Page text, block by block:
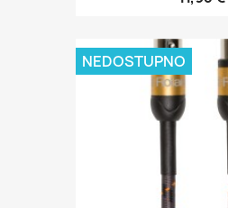
NEDOSTUPNO